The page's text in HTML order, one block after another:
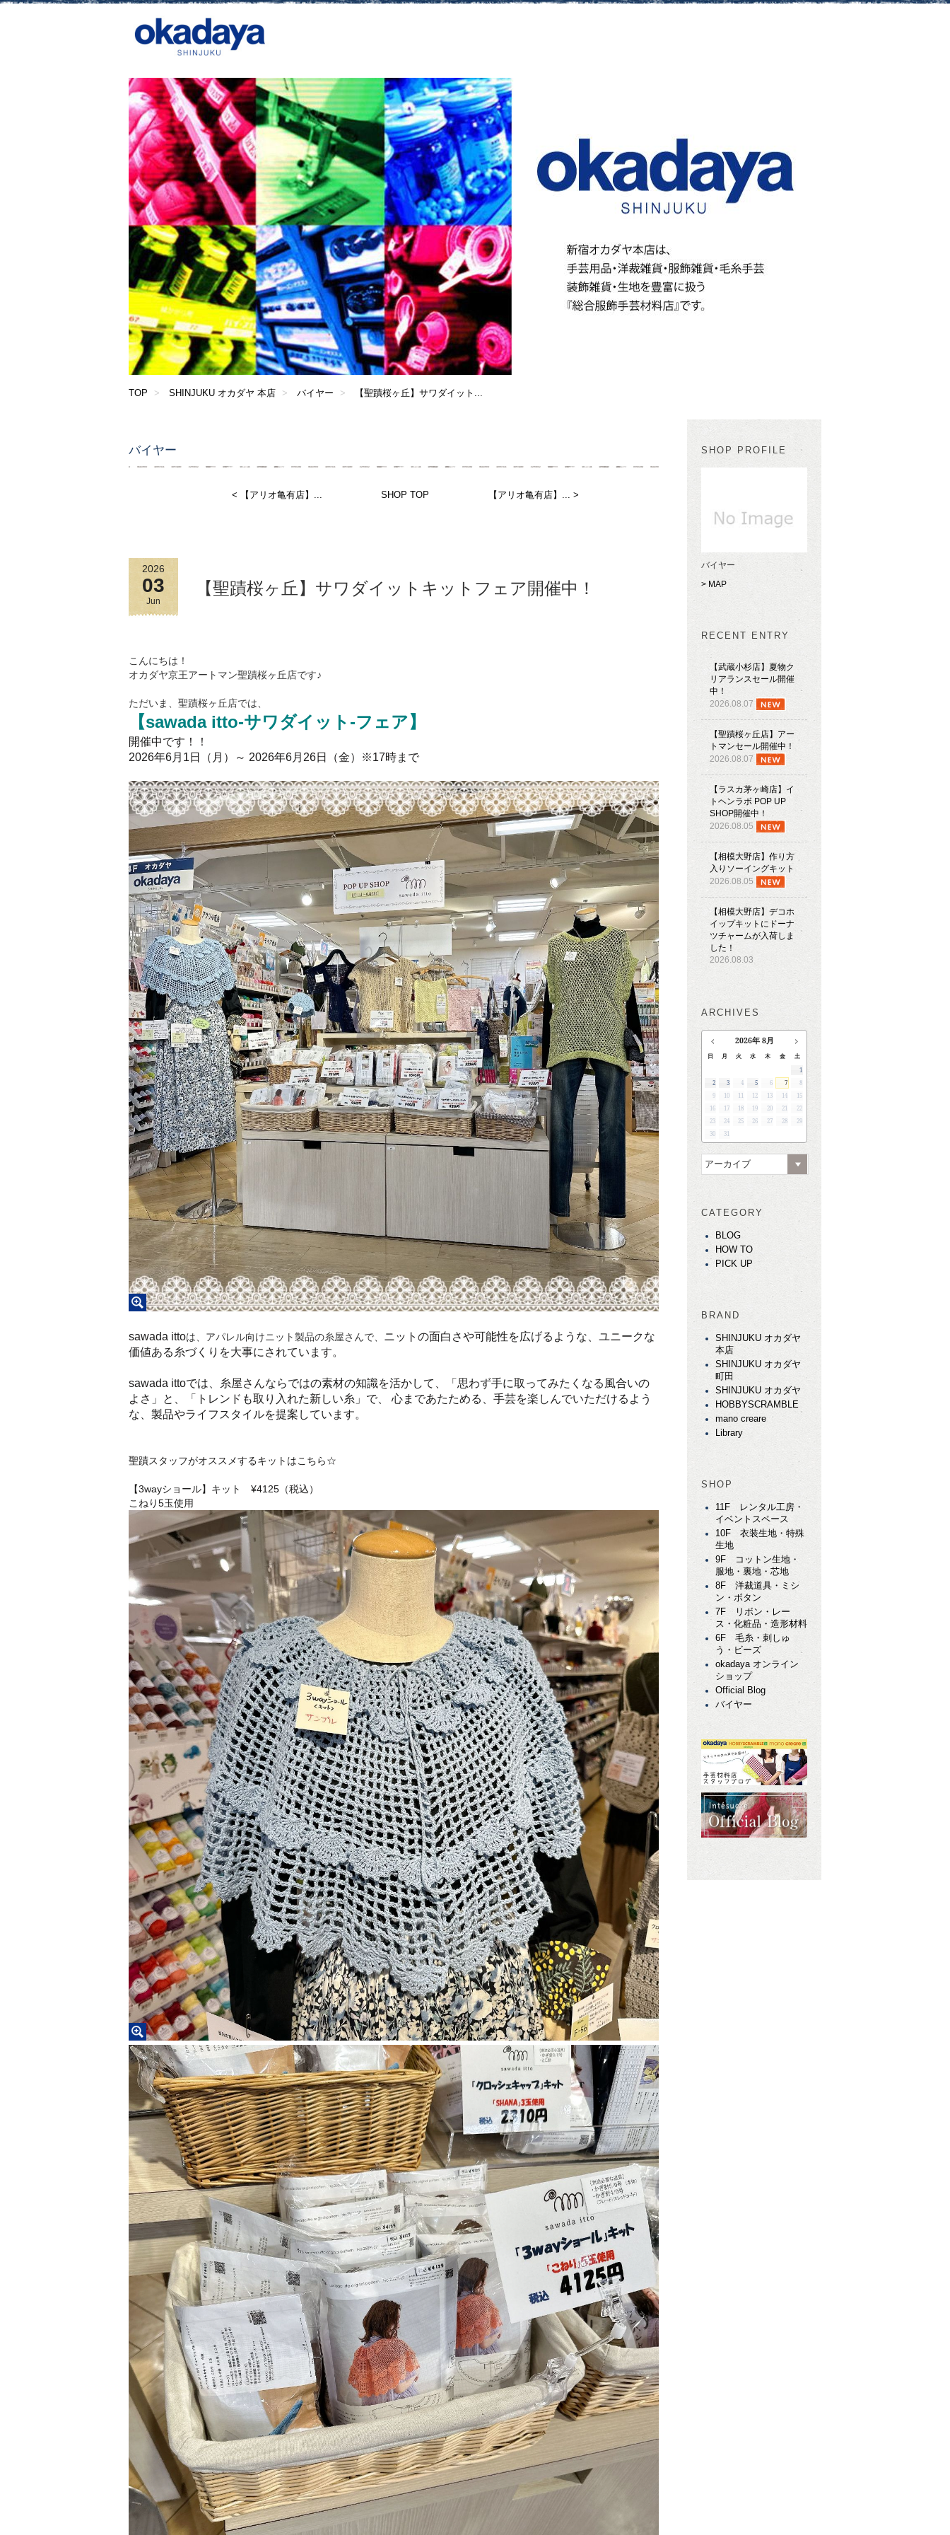
TOP SHINJUKU オカダヤ 本店 バイヤー 【聖蹟桜ヶ丘】サワダイット...
バイヤー
< 【アリオ亀有店】... SHOP TOP 【アリオ亀有店】... >
2026
03
Jun
【聖蹟桜ヶ丘】サワダイットキットフェア開催中！
こんにちは！
オカダヤ京王アートマン聖蹟桜ヶ丘店です♪
ただいま、聖蹟桜ヶ丘店では、
【sawada itto-サワダイット-フェア】
開催中です！！
2026年6月1日（月）～ 2026年6月26日（金）※17時まで
sawada ittoは、アパレル向けニット製品の糸屋さんで、 ニットの面白さや可能性を広げるような、ユニークな
価値ある糸づくりを大事にされています。
sawada ittoでは、糸屋さんならではの素材の知識を活かして、「思わず手に取ってみたくなる風合いの
よさ」と、「トレンドも取り入れた新しい糸」で、 心まであたためる、手芸を楽しんでいただけるよう
な、製品やライフスタイルを提案しています。
聖蹟スタッフがオススメするキットはこちら☆
【3wayショール】キット ¥4125（税込）
こねり5玉使用
SHOP PROFILE
バイヤー
> MAP
RECENT ENTRY
【武蔵小杉店】夏物ク
リアランスセール開催
中！
2026.08.07
【聖蹟桜ヶ丘店】アー
トマンセール開催中！
2026.08.07
【ラスカ茅ヶ崎店】イ
トヘンラボ POP UP
SHOP開催中！
2026.08.05
【相模大野店】作り方
入りソーイングキット
2026.08.05
【相模大野店】デコホ
イップキットにドーナ
ツチャームが入荷しま
した！
2026.08.03
ARCHIVES
2026年 8月
日 月 火 水 木 金
土
1
2
3 4 5 6 7
8
9
10 12 13 14
15
16
17 18 19 20 21
22
23
24 25 26 27 28
29
30
31
アーカイブ
CATEGORY
BLOG
HOW TO
PICK UP
BRAND
SHINJUKU オカダヤ
本店
SHINJUKU オカダヤ
町田
SHINJUKU オカダヤ
HOBBYSCRAMBLE
mano creare
Library
SHOP
11F レンタル工房・
イベントスペース
10F 衣装生地・特殊
生地
9F コットン生地・
服地・裏地・芯地
8F 洋裁道具・ミシ
ン・ボタン
7F リボン・レー
ス・化粧品・造形材料
6F 毛糸・刺しゅ
う・ビーズ
okadaya オンライン
ショップ
Official Blog
バイヤー